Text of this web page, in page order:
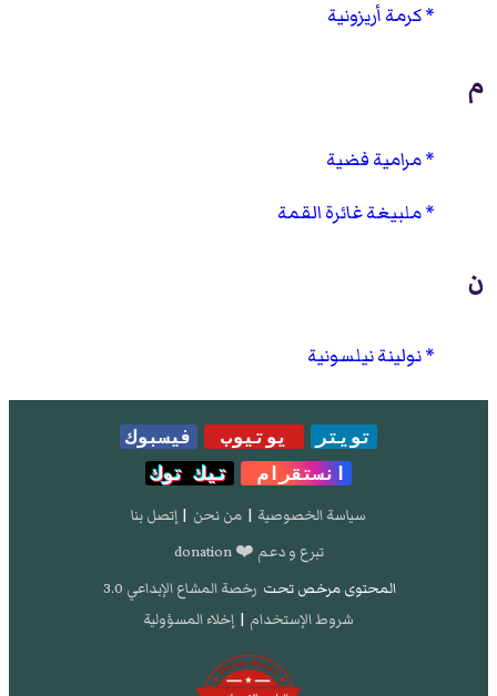
كرمة أريزونية
م
مرامية فضية
ملبيغة غائرة القمة
ن
نولينة نيلسونية
تويتر يوتيوب
فيسبوك
انستقرام
تيك توك
سياسة الخصوصية | من نحن | إتصل بنا
تبرع و دعم ❤️ donation
المحتوى مرخص تحت رخصة المشاع الإبداعي 3.0
شروط الإستخدام | إخلاء المسؤولية